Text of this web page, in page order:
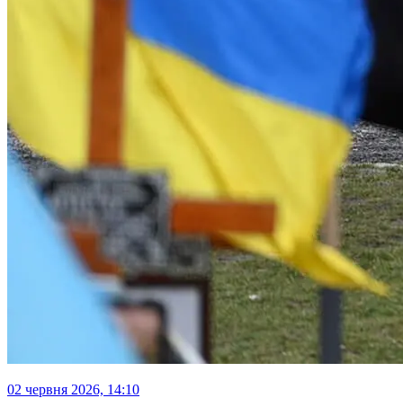
02 червня 2026, 14:10